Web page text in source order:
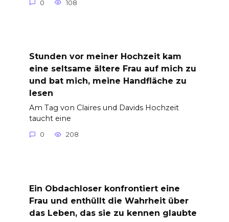
0 108
Stunden vor meiner Hochzeit kam
eine seltsame ältere Frau auf mich zu
und bat mich, meine Handfläche zu
lesen
Am Tag von Claires und Davids Hochzeit
taucht eine
0 208
Ein Obdachloser konfrontiert eine
Frau und enthüllt die Wahrheit über
das Leben, das sie zu kennen glaubte